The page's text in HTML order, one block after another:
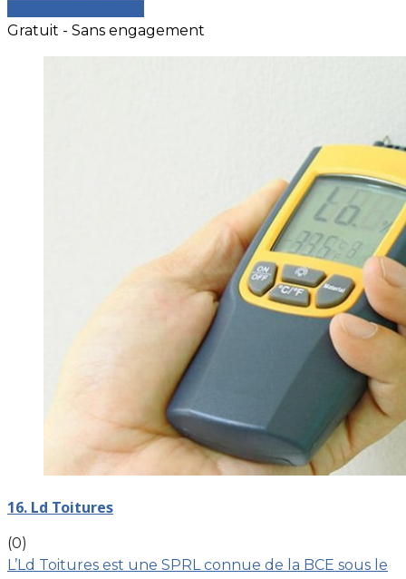
Gratuit - Sans engagement
16. Ld Toitures
(0)
L’Ld Toitures est une SPRL connue de la BCE sous le